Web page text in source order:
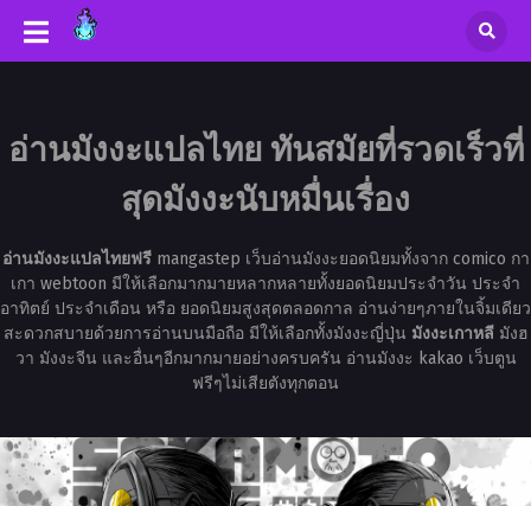
อ่านมังงะแปลไทย ทันสมัยที่รวดเร็วที่
สุดมังงะนับหมื่นเรื่อง
อ่านมังงะแปลไทยฟรีmangastep เว็บอ่านมังงะยอดนิยมทั้งจาก comico กา
เกา webtoon มีให้เลือกมากมายหลากหลายทั้งยอดนิยมประจำวัน ประจำ
อาทิตย์ ประจำเดือน หรือ ยอดนิยมสูงสุดตลอดกาล อ่านง่ายๆภายในจิ้มเดียว
สะดวกสบายด้วยการอ่านบนมือถือ มีให้เลือกทั้งมังงะญี่ปุ่น มังงะเกาหลีมังฮ
วา มังงะจีน และอื่นๆอีกมากมายอย่างครบครัน อ่านมังงะ kakao เว็บตูน
ฟรีๆไม่เสียตังทุกตอน